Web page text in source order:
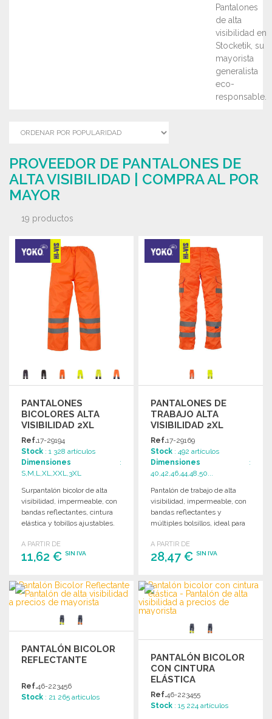
Pantalones
de alta
visibilidad en
Stocketik, su
mayorista
generalista
eco-
responsable.
PROVEEDOR DE PANTALONES DE
ALTA VISIBILIDAD | COMPRA AL POR
MAYOR
19 productos
PANTALONES
BICOLORES ALTA
VISIBILIDAD 2XL
Ref.17-29194
Stock : 1 328 artículos
Dimensiones :
S,M,L,XL,XXL,3XL
Surpantalón bicolor de alta
visibilidad, impermeable, con
bandas reflectantes, cintura
elástica y tobillos ajustables.
seguridad.
A PARTIR DE
11,62 € SIN IVA
PEDIR
Solicitar un presupuesto
PANTALONES DE
TRABAJO ALTA
VISIBILIDAD 2XL
Ref.17-29169
Stock : 492 artículos
Dimensiones :
40,42,46,44,48,50...
Pantalón de trabajo de alta
visibilidad, impermeable, con
bandas reflectantes y
múltiples bolsillos, ideal para
exigentes.
A PARTIR DE
28,47 €SIN IVA
PEDIR
Solicitar un presupuesto
PANTALÓN BICOLOR
REFLECTANTE
Ref.46-223456
Stock : 21 265 artículos
PANTALÓN BICOLOR
CON CINTURA
ELÁSTICA
Ref.46-223455
Stock : 15 224 artículos